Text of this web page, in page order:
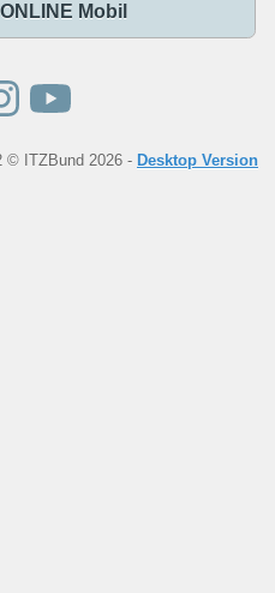
Mobil
© ITZBund 2026 - Desktop Version